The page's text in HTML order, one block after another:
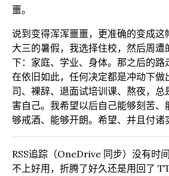
噩。
说到变得浑浑噩噩，更准确的变成这
大三的暑假，我选择住校，然后周遭
下：家庭、学业、身体。那之后的路
在依旧如此，任何决定都是冲动下做
司、裸辞、退面试培训课、熬夜，总
害自己。我希望以后自己能够刻苦、
够戒酒、能够开朗。希望、并且付诸
RSS追踪（OneDrive 同步）没有时
不上好用，折腾了好久还是用回了